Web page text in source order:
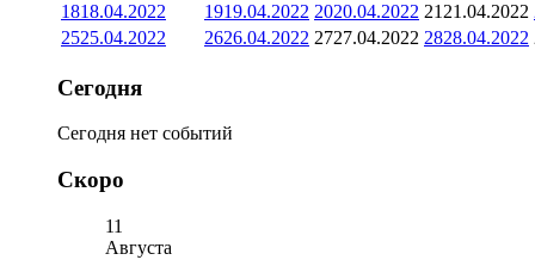
1818.04.2022 1919.04.2022 2020.04.2022 21 21.04.2022
2525.04.2022 2626.04.2022 2727.04.2022 2828.04.2022
Сегодня
Сегодня нет событий
Скоро
11
Августа